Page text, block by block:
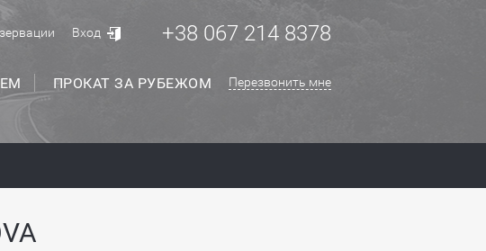
ПРОКАТ ЗА РУБЕЖОМ
Вход +38 067 214 8378
Перезвонить мне